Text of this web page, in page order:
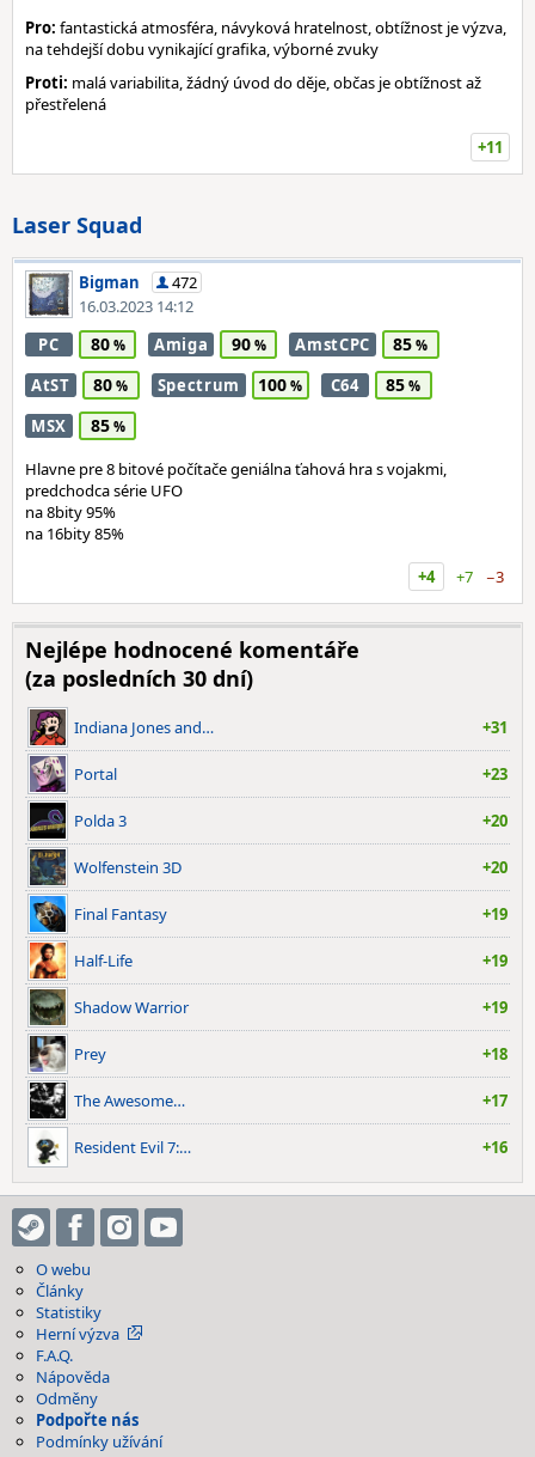
Pro: fantastická atmosféra, návyková hratelnost, obtížnost je výzva,
na tehdejší dobu vynikající grafika, výborné zvuky
Proti: malá variabilita, žádný úvod do děje, občas je obtížnost až
přestřelená
+11
Laser Squad
Bigman
472
16.03.2023 14:12
PC
80 Amiga 90 AmstCPC 85
AtST 80 Spectrum 100 C64 85
MSX 85
Hlavne pre 8 bitové počítače geniálna ťahová hra s vojakmi,
predchodca série UFO
na 8bity 95%
na 16bity 85%
+4
+7 −3
Nejlépe hodnocené komentáře
(za posledních 30 dní)
Indiana Jones and… +31
Portal +23
Polda 3 +20
Wolfenstein 3D +20
Final Fantasy +19
Half-Life +19
Shadow Warrior +19
Prey +18
The Awesome… +17
Resident Evil 7:… +16
O webu
Články
Statistiky
Herní výzva
F.A.Q.
Nápověda
Odměny
Podpořte nás
Podmínky užívání